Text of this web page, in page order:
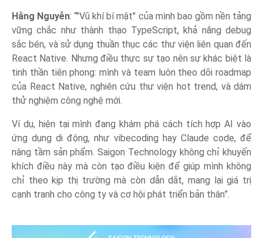
Hằng Nguyễn: “"Vũ khí bí mật" của mình bao gồm nền tảng
vững chắc như thành thạo TypeScript, khả năng debug
sắc bén, và sử dụng thuần thục các thư viện liên quan đến
React Native. Nhưng điều thực sự tạo nên sự khác biệt là
tinh thần tiên phong: mình và team luôn theo dõi roadmap
của React Native, nghiên cứu thư viện hot trend, và dám
thử nghiệm công nghệ mới.
Ví dụ, hiện tại mình đang khám phá cách tích hợp AI vào
ứng dụng di động, như vibecoding hay Claude code, để
nâng tầm sản phẩm. Saigon Technology không chỉ khuyến
khích điều này mà còn tạo điều kiện để giúp mình không
chỉ theo kịp thị trường mà còn dẫn dắt, mang lại giá trị
cạnh tranh cho công ty và cơ hội phát triển bản thân”.